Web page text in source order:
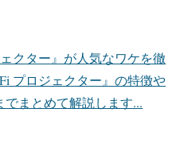
クター』が人気なワケを徹
プロジェクター』の特徴や
まとめて解説します...